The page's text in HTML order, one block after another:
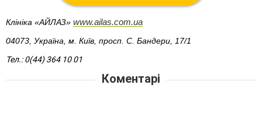
Клініка «АЙЛАЗ» www.ailas.com.ua
04073, Україна, м. Київ, просп. С. Бандери, 17/1
Тел.: 0(44) 364 10 01
Коментарі